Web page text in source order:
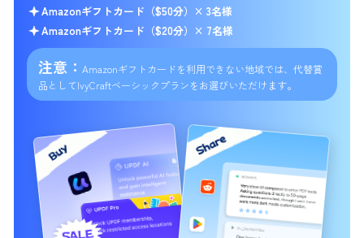
Amazonギフトカード（$50分）× 3名様
Amazonギフトカード（$20分）× 7名様
注意： Amazonギフトカードを利用できない地域では、 代替賞
品としてIvyCraftベーシックプランをお選びいただけます。